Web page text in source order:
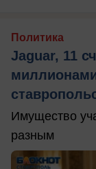
Политика
Jaguar, 11
Имущество
разным